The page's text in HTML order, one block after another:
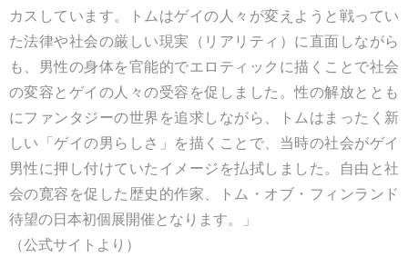
カスしています。トムはゲイの人々が変えようと戦ってい
た法律や社会の厳しい現実（リアリティ）に直面しながら
も、男性の身体を官能的でエロティックに描くことで社会
の変容とゲイの人々の受容を促しました。性の解放ととも
にファンタジーの世界を追求しながら、トムはまったく新
しい「ゲイの男らしさ」を描くことで、当時の社会がゲイ
男性に押し付けていたイメージを払拭しました。自由と社
会の寛容を促した歴史的作家、トム・オブ・フィンランド
待望の日本初個展開催となります。」 ​
（公式サイトより）